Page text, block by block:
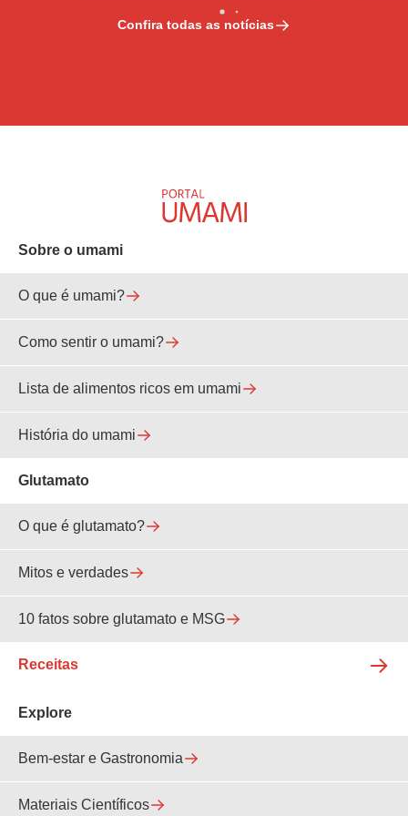
Confira todas as notícias
Sobre o umami
O que é umami?
Como sentir o umami?
Lista de alimentos ricos em umami
História do umami
Glutamato
O que é glutamato?
Mitos e verdades
10 fatos sobre glutamato e MSG
Receitas
Explore
Bem-estar e Gastronomia
Materiais Científicos